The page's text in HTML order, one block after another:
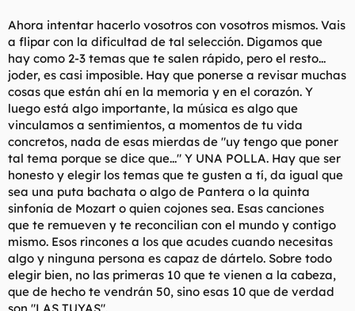
Ahora intentar hacerlo vosotros con vosotros mismos. Vais
a flipar con la dificultad de tal selección. Digamos que
hay como 2-3 temas que te salen rápido, pero el resto...
joder, es casi imposible. Hay que ponerse a revisar muchas
cosas que están ahí en la memoria y en el corazón. Y
luego está algo importante, la música es algo que
vinculamos a sentimientos, a momentos de tu vida
concretos, nada de esas mierdas de "uy tengo que poner
tal tema porque se dice que..." Y UNA POLLA. Hay que ser
honesto y elegir los temas que te gusten a tí, da igual que
sea una puta bachata o algo de Pantera o la quinta
sinfonía de Mozart o quien cojones sea. Esas canciones
que te remueven y te reconcilian con el mundo y contigo
mismo. Esos rincones a los que acudes cuando necesitas
algo y ninguna persona es capaz de dártelo. Sobre todo
elegir bien, no las primeras 10 que te vienen a la cabeza,
que de hecho te vendrán 50, sino esas 10 que de verdad
son "LAS TUYAS".